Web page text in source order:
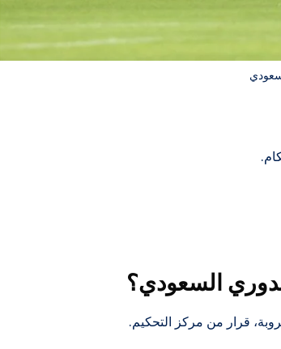
السعودي؟
قرار من مركز التحكيم.